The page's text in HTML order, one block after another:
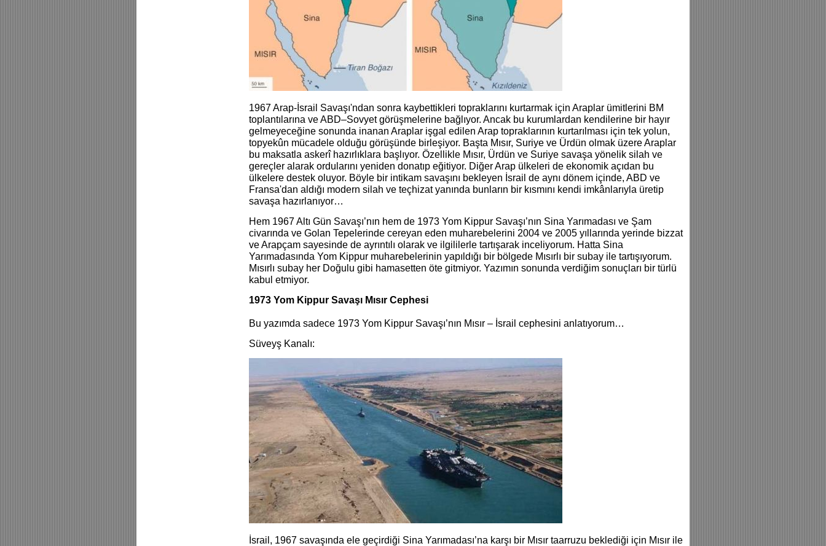
1967 Arap-İsrail Savaşı'ndan sonra kaybettikleri topraklarını kurtarmak için Araplar ümitlerini BM
toplantılarına ve ABD–Sovyet görüşmelerine bağlıyor. Ancak bu kurumlardan kendilerine bir hayır
gelmeyeceğine sonunda inanan Araplar işgal edilen Arap topraklarının kurtarılması için tek yolun,
topyekûn mücadele olduğu görüşünde birleşiyor. Başta Mısır, Suriye ve Ürdün olmak üzere Araplar
bu maksatla askerî hazırlıklara başlıyor. Özellikle Mısır, Ürdün ve Suriye savaşa yönelik silah ve
gereçler alarak ordularını yeniden donatıp eğitiyor. Diğer Arap ülkeleri de ekonomik açıdan bu
ülkelere destek oluyor. Böyle bir intikam savaşını bekleyen İsrail de aynı dönem içinde, ABD ve
Fransa'dan aldığı modern silah ve teçhizat yanında bunların bir kısmını kendi imkânlarıyla üretip
savaşa hazırlanıyor…
Hem 1967 Altı Gün Savaşı’nın hem de 1973 Yom Kippur Savaşı’nın Sina Yarımadası ve Şam
civarında ve Golan Tepelerinde cereyan eden muharebelerini 2004 ve 2005 yıllarında yerinde bizzat
ve Arapçam sayesinde de ayrıntılı olarak ve ilgililerle tartışarak inceliyorum. Hatta Sina
Yarımadasında Yom Kippur muharebelerinin yapıldığı bir bölgede Mısırlı bir subay ile tartışıyorum.
Mısırlı subay her Doğulu gibi hamasetten öte gitmiyor. Yazımın sonunda verdiğim sonuçları bir türlü
kabul etmiyor.
1973 Yom Kippur Savaşı Mısır Cephesi
Bu yazımda sadece 1973 Yom Kippur Savaşı’nın Mısır – İsrail cephesini anlatıyorum…
Süveyş Kanalı:
İsrail, 1967 savaşında ele geçirdiği Sina Yarımadası’na karşı bir Mısır taarruzu beklediği için Mısır ile